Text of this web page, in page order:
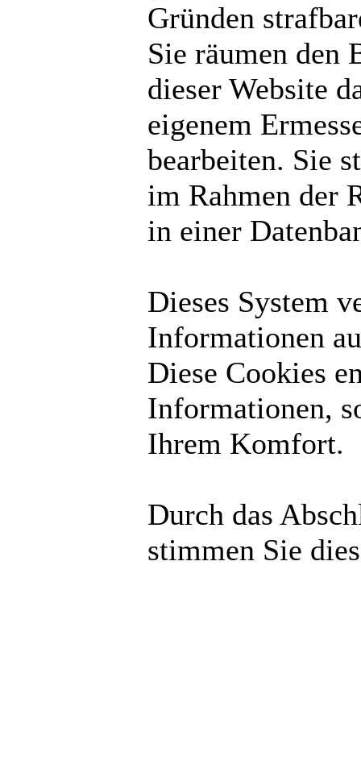
Gründen
Sie räumen den
dieser Website
eigenem
bearbeiten. Sie
im Rahmen der
in einer
Dieses System
Informationen
Diese Cookies
Informationen,
Ihrem Komfort.
Durch das
stimmen Sie